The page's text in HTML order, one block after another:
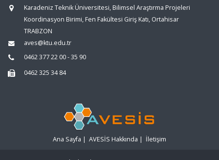
Karadeniz Teknik Üniversitesi, Bilimsel Araştırma Projeleri
Koordinasyon Birimi, Fen Fakültesi Giriş Katı, Ortahisar
TRABZON
aves@ktu.edu.tr
0462 377 22 00 - 35 90
0462 325 34 84
Ana Sayfa | AVESİS Hakkında | İletişim